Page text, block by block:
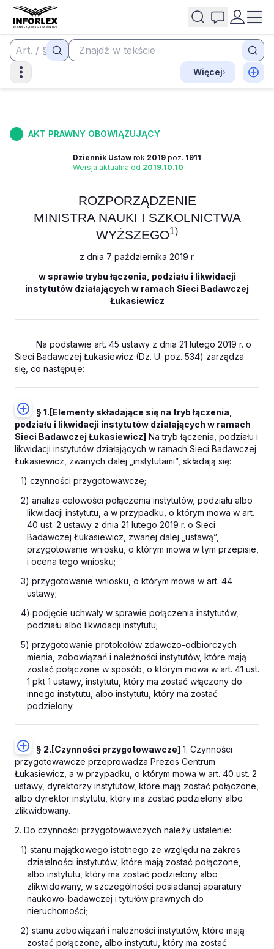
Więcej
AKT PRAWNY OBOWIĄZUJĄCY
Dziennik Ustaw rok 2019 poz. 1911
Wersja aktualna od 2019.10.10
ROZPORZĄDZENIE
MINISTRA NAUKI I SZKOLNICTWA
WYŻSZEGO1)
z dnia 7 października 2019 r.
w sprawie trybu łączenia, podziału i likwidacji
instytutów działających w ramach Sieci Badawczej
Łukasiewicz
Na podstawie art. 45 ustawy z dnia 21 lutego 2019 r. o
Sieci Badawczej Łukasiewicz (Dz. U. poz. 534) zarządza
się, co następuje:
§ 1. [Elementy składające się na tryb łączenia,
podziału i likwidacji instytutów działających w ramach
Sieci Badawczej Łukasiewicz] Na tryb łączenia, podziału i
likwidacji instytutów działających w ramach Sieci Badawczej
Łukasiewicz, zwanych dalej „instytutami”, składają się:
1) czynności przygotowawcze;
2) analiza celowości połączenia instytutów, podziału albo
likwidacji instytutu, a w przypadku, o którym mowa w art.
40 ust. 2 ustawy z dnia 21 lutego 2019 r. o Sieci
Badawczej Łukasiewicz, zwanej dalej „ustawą”,
przygotowanie wniosku, o którym mowa w tym przepisie,
i ocena tego wniosku;
3) przygotowanie wniosku, o którym mowa w art. 44
ustawy;
4) podjęcie uchwały w sprawie połączenia instytutów,
podziału albo likwidacji instytutu;
5) przygotowanie protokołów zdawczo-odbiorczych
mienia, zobowiązań i należności instytutów, które mają
zostać połączone w sposób, o którym mowa w art. 41 ust.
1 pkt 1 ustawy, instytutu, który ma zostać włączony do
innego instytutu, albo instytutu, który ma zostać
podzielony.
§ 2. [Czynności przygotowawcze] 1. Czynności
przygotowawcze przeprowadza Prezes Centrum
Łukasiewicz, a w przypadku, o którym mowa w art. 40 ust. 2
ustawy, dyrektorzy instytutów, które mają zostać połączone,
albo dyrektor instytutu, który ma zostać podzielony albo
zlikwidowany.
2. Do czynności przygotowawczych należy ustalenie:
1) stanu majątkowego istotnego ze względu na zakres
działalności instytutów, które mają zostać połączone,
albo instytutu, który ma zostać podzielony albo
zlikwidowany, w szczególności posiadanej aparatury
naukowo-badawczej i tytułów prawnych do
nieruchomości;
2) stanu zobowiązań i należności instytutów, które mają
zostać połączone, albo instytutu, który ma zostać